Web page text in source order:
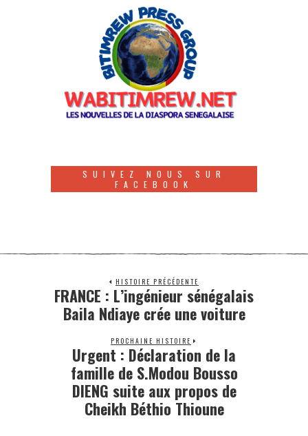
SUIVEZ NOUS SUR
FACEBOOK
HISTOIRE PRÉCÉDENTE
FRANCE : L’ingénieur sénégalais
Baila Ndiaye crée une voiture
PROCHAINE HISTOIRE
Urgent : Déclaration de la
famille de S.Modou Bousso
DIENG suite aux propos de
Cheikh Béthio Thioune